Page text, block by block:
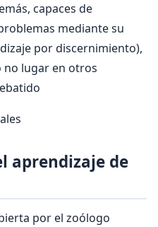
capaces de
mediante su
por discernimiento),
no lugar en otros
aprendizaje de
por el zoólogo